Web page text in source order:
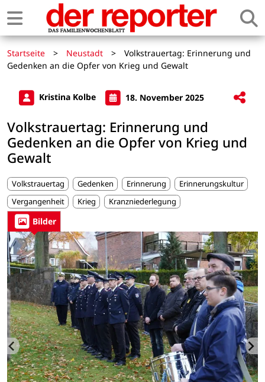
Startseite > Neustadt >
Volkstrauertag: Erinnerung und
Gedenken an die Opfer von Krieg und Gewalt
Kristina Kolbe 18. November 2025
Volkstrauertag: Erinnerung und
Gedenken an die Opfer von Krieg und
Gewalt
Volkstrauertag Gedenken Erinnerung
Erinnerungskultur
Vergangenheit
Krieg Kranzniederlegung
Bilder